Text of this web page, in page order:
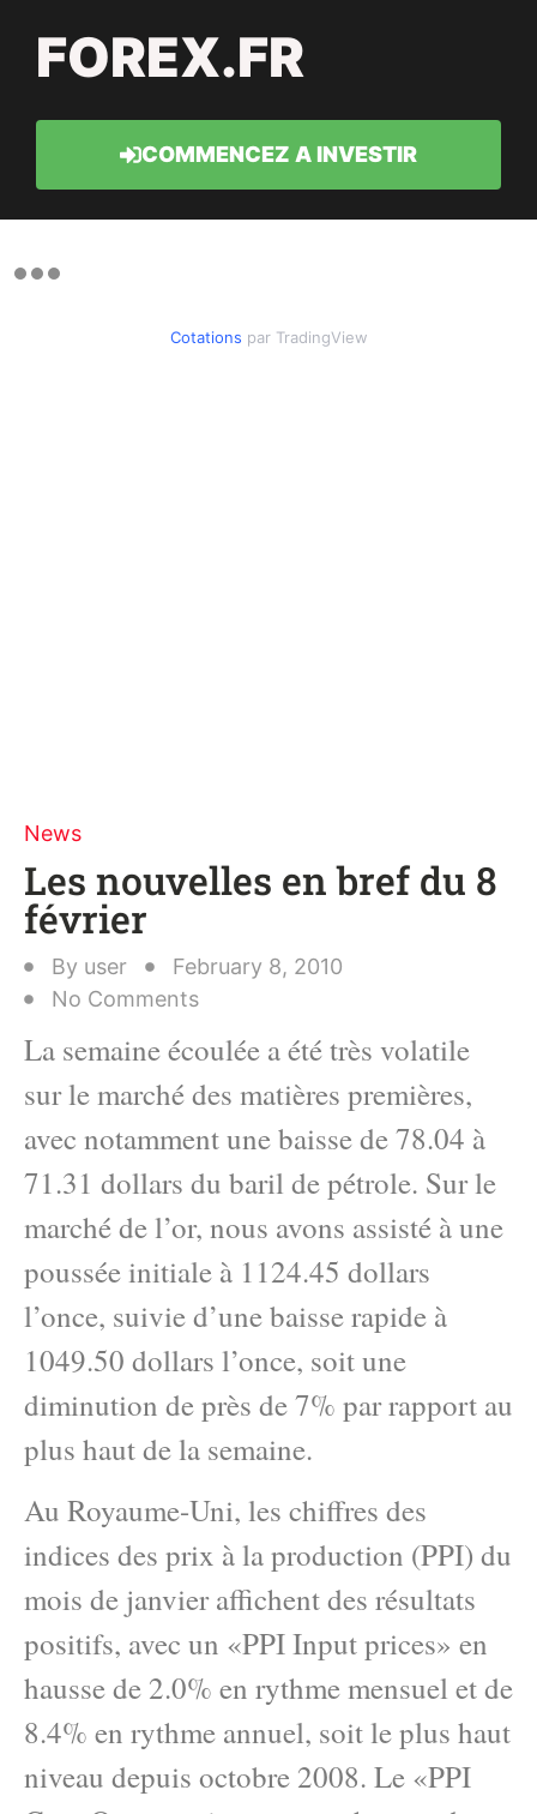
FOREX.FR
COMMENCEZ A INVESTIR
Cotations par TradingView
News
Les nouvelles en bref du 8
février
By user
February 8, 2010
No Comments
La semaine écoulée a été très volatile
sur le marché des matières premières,
avec notamment une baisse de 78.04 à
71.31 dollars du baril de pétrole. Sur le
marché de l’or, nous avons assisté à une
poussée initiale à 1124.45 dollars
l’once, suivie d’une baisse rapide à
1049.50 dollars l’once, soit une
diminution de près de 7% par rapport au
plus haut de la semaine.
Au Royaume-Uni, les chiffres des
indices des prix à la production (PPI) du
mois de janvier affichent des résultats
positifs, avec un «PPI Input prices» en
hausse de 2.0% en rythme mensuel et de
8.4% en rythme annuel, soit le plus haut
niveau depuis octobre 2008. Le «PPI